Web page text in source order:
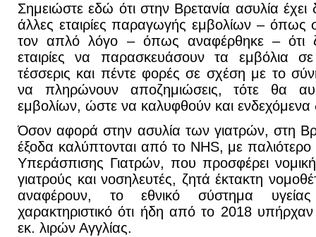
Σημειώστε εδώ ότι στην Βρετανία ασυλία έχει
άλλες εταιρίες παραγωγής εμβολίων – όπως
τον απλό λόγο – όπως αναφέρθηκε – ότι
εταιρίες να παρασκευάσουν τα εμβόλια
τέσσερις και πέντε φορές σε σχέση με το
να πληρώνουν αποζημιώσεις, τότε θα
εμβολίων, ώστε να καλυφθούν και ενδεχόμενα
Όσον αφορά στην ασυλία των γιατρών, στη
έξοδα καλύπτονται από το NHS, με
Υπεράσπισης Γιατρών, που προσφέρει
γιατρούς και νοσηλευτές, ζητά έκτακτη
αναφέρουν, το εθνικό σύστημα
χαρακτηριστικό ότι ήδη από το 2018 υπήρχαν
εκ. λιρών Αγγλίας.